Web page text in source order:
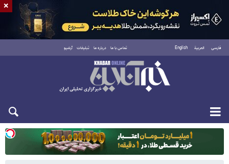
فارسی العربية English تماس با ما درباره ما تبلیغات آرشیو
یکشنبه ۱۸ مرداد ۱۴۰۵
×